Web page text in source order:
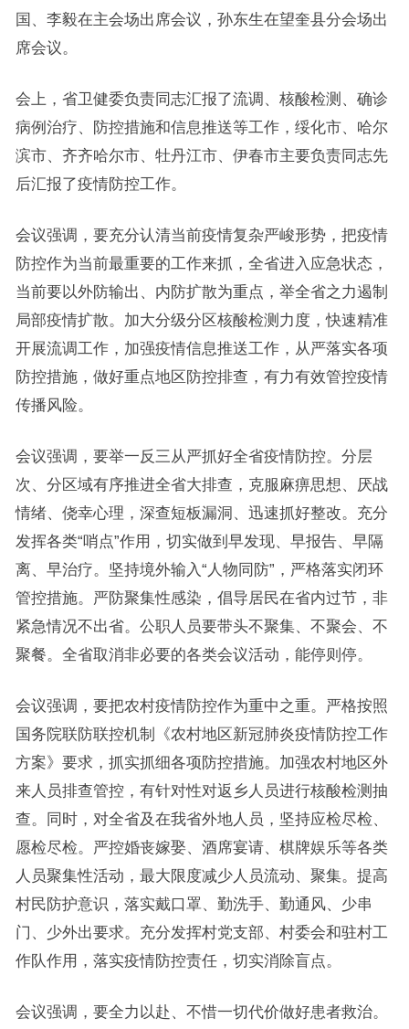
国、李毅在主会场出席会议，孙东生在望奎县分会场出
席会议。
会上，省卫健委负责同志汇报了流调、核酸检测、确诊
病例治疗、防控措施和信息推送等工作，绥化市、哈尔
滨市、齐齐哈尔市、牡丹江市、伊春市主要负责同志先
后汇报了疫情防控工作。
会议强调，要充分认清当前疫情复杂严峻形势，把疫情
防控作为当前最重要的工作来抓，全省进入应急状态，
当前要以外防输出、内防扩散为重点，举全省之力遏制
局部疫情扩散。加大分级分区核酸检测力度，快速精准
开展流调工作，加强疫情信息推送工作，从严落实各项
防控措施，做好重点地区防控排查，有力有效管控疫情
传播风险。
会议强调，要举一反三从严抓好全省疫情防控。分层
次、分区域有序推进全省大排查，克服麻痹思想、厌战
情绪、侥幸心理，深查短板漏洞、迅速抓好整改。充分
发挥各类“哨点”作用，切实做到早发现、早报告、早隔
离、早治疗。坚持境外输入“人物同防”，严格落实闭环
管控措施。严防聚集性感染，倡导居民在省内过节，非
紧急情况不出省。公职人员要带头不聚集、不聚会、不
聚餐。全省取消非必要的各类会议活动，能停则停。
会议强调，要把农村疫情防控作为重中之重。严格按照
国务院联防联控机制《农村地区新冠肺炎疫情防控工作
方案》要求，抓实抓细各项防控措施。加强农村地区外
来人员排查管控，有针对性对返乡人员进行核酸检测抽
查。同时，对全省及在我省外地人员，坚持应检尽检、
愿检尽检。严控婚丧嫁娶、酒席宴请、棋牌娱乐等各类
人员聚集性活动，最大限度减少人员流动、聚集。提高
村民防护意识，落实戴口罩、勤洗手、勤通风、少串
门、少外出要求。充分发挥村党支部、村委会和驻村工
作队作用，落实疫情防控责任，切实消除盲点。
会议强调，要全力以赴、不惜一切代价做好患者救治。